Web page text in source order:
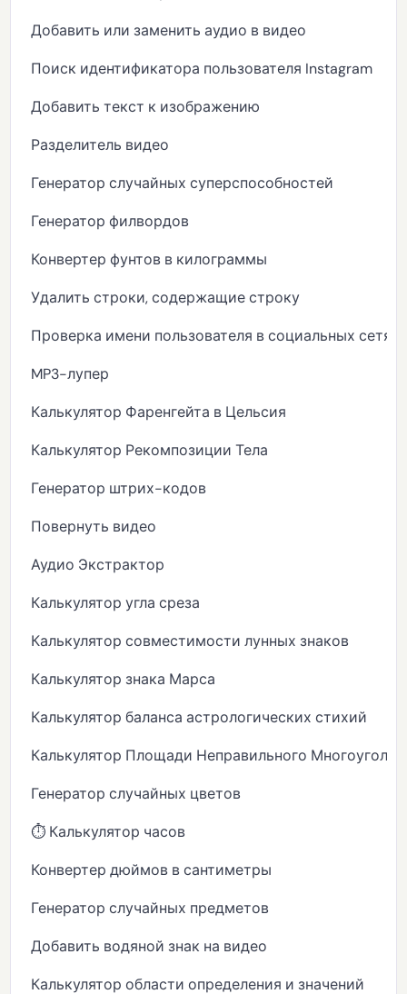
Добавить или заменить аудио в видео
Поиск идентификатора пользователя Instagram
Добавить текст к изображению
Разделитель видео
Генератор случайных суперспособностей
Генератор филвордов
Конвертер фунтов в килограммы
Удалить строки, содержащие строку
Проверка имени пользователя в социальных сетях
MP3-лупер
Калькулятор Фаренгейта в Цельсия
Калькулятор Рекомпозиции Тела
Генератор штрих-кодов
Повернуть видео
Аудио Экстрактор
Калькулятор угла среза
Калькулятор совместимости лунных знаков
Калькулятор знака Марса
Калькулятор баланса астрологических стихий
Калькулятор Площади Неправильного
Генератор случайных цветов
⏱️ Калькулятор часов
Конвертер дюймов в сантиметры
Генератор случайных предметов
Добавить водяной знак на видео
Калькулятор области определения и значений